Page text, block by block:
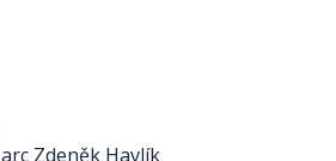
Zdeněk Havlík